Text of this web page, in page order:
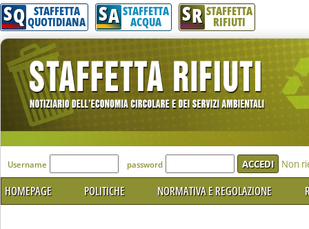
SQ STAFFETTA
QUOTIDIANA SA STAFFETTA
ACQUA SR STAFFETTA
RIFIUTI
'Modulo Login per accedere'
Username password Non
HOMEPAGE POLITICHE NORMATIVA E REGOLAZIONE